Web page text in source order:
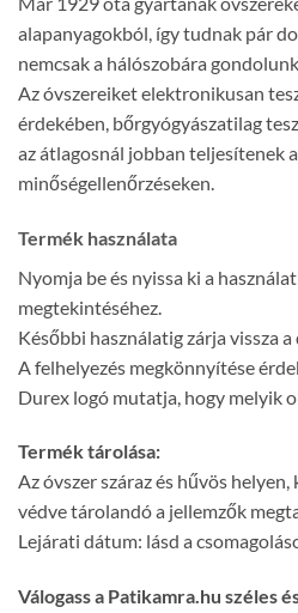
alapanyagokból, így tudnak pár
nemcsak a hálószobára
Az óvszereiket elektronikusan
érdekében, bőrgyógyászatilag
az átlagosnál jobban teljesítenek
minőségellenőrzéseken.
Termék használata
Nyomja be és nyissa ki a
megtekintéséhez.
Későbbi használatig zárja vissza a
A felhelyezés megkönnyítése
Durex logó mutatja, hogy melyik
Termék tárolása:
Az óvszer száraz és hűvös
védve tárolandó a jellemzők
Lejárati dátum: lásd a
Válogass a Patikamra.hu széles